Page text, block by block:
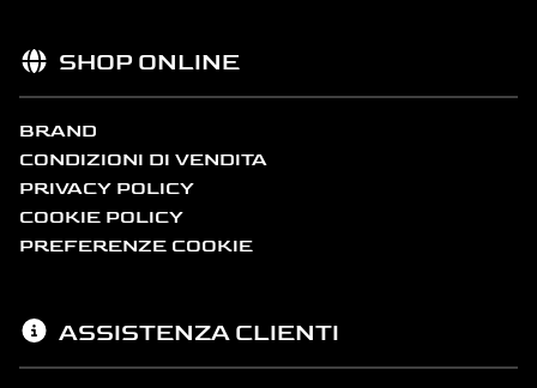
SHOP ONLINE
BRAND
CONDIZIONI DI VENDITA
PRIVACY POLICY
COOKIE POLICY
PREFERENZE COOKIE
ASSISTENZA CLIENTI